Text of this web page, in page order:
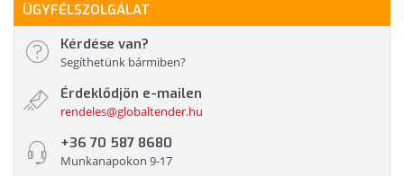
ÜGYFÉLSZOLGÁLAT
Kérdése van?
Segíthetünk bármiben?
Érdeklődjön e-mailen
rendeles@globaltender.hu
+36 70 587 8680
Munkanapokon 9-17